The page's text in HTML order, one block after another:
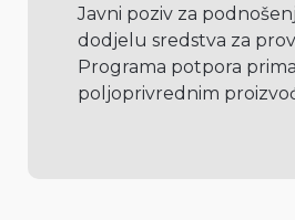
Javni poziv za
dodjelu sredstva za
Programa potpora
poljoprivrednim